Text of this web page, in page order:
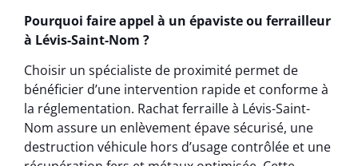
Pourquoi faire appel à un épaviste ou ferrailleur
à Lévis-Saint-Nom ?
Choisir un spécialiste de proximité permet de
bénéficier d’une intervention rapide et conforme à
la réglementation. Rachat ferraille à Lévis-Saint-
Nom assure un enlèvement épave sécurisé, une
destruction véhicule hors d’usage contrôlée et une